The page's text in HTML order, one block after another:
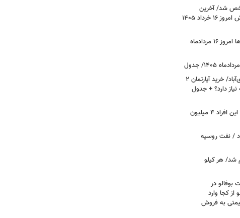
شد/ آخرین
وضعیت قیمت خودروهای پرفروش امروز ۱۶ خرداد ۱۴۰۵
قیمت جدید دلار، یورو و سایر ارزها امروز ۱۶ مردادماه
لیست قیمت خرید مسکن در نازی‌آباد/ خرید آپارتمان ۲
دارد؟ + جدول
سرپرستان خانوار بخوانند/ حساب این افراد ۴ میلیون
/ نفت روسیه
شد/ هر کیلو
بوفالو در
کجا وارد
به فروش